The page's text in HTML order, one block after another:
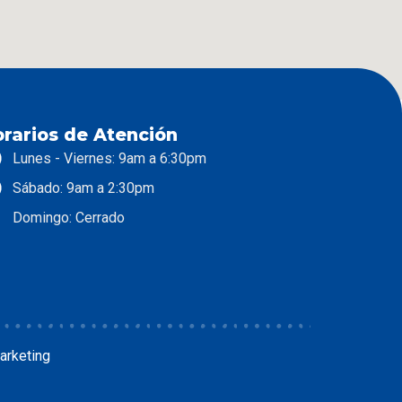
de Atención
Lunes - Viernes: 9am a 6:30pm
Sábado: 9am a 2:30pm
Domingo: Cerrado